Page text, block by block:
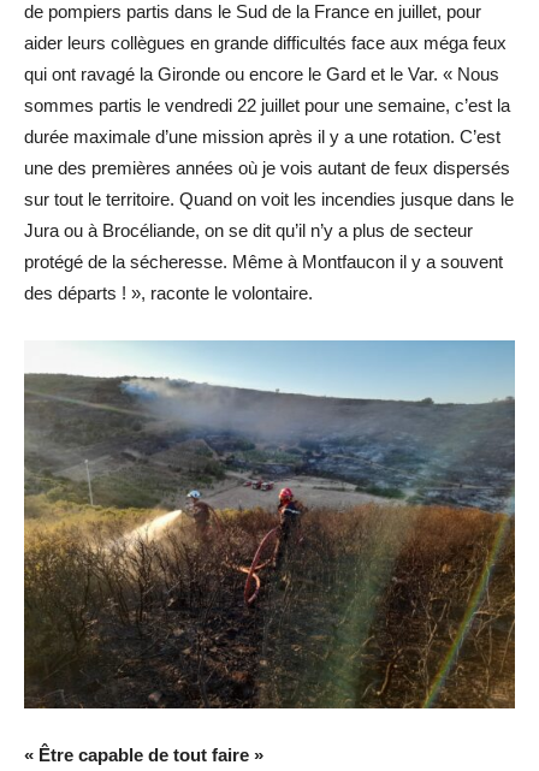
de pompiers partis dans le Sud de la France en juillet, pour
aider leurs collègues en grande difficultés face aux méga feux
qui ont ravagé la Gironde ou encore le Gard et le Var. « Nous
sommes partis le vendredi 22 juillet pour une semaine, c’est la
durée maximale d’une mission après il y a une rotation. C’est
une des premières années où je vois autant de feux dispersés
sur tout le territoire. Quand on voit les incendies jusque dans le
Jura ou à Brocéliande, on se dit qu’il n’y a plus de secteur
protégé de la sécheresse. Même à Montfaucon il y a souvent
des départs ! », raconte le volontaire.
« Être capable de tout faire »